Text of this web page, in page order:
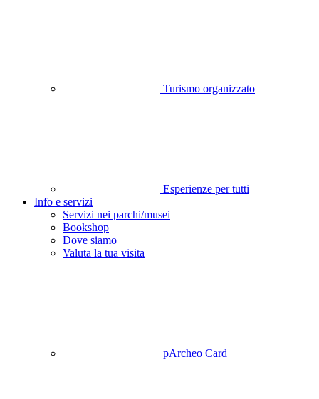
Turismo organizzato
Esperienze per tutti
Info e servizi
Servizi nei parchi/musei
Bookshop
Dove siamo
Valuta la tua visita
pArcheo Card